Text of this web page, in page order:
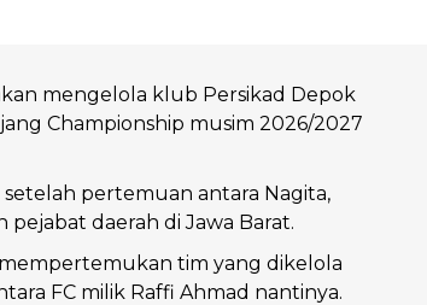
mengelola klub Persikad Depok
Championship musim 2026/2027
pertemuan antara Nagita,
daerah di Jawa Barat.
tim yang dikelola
FC milik Raffi Ahmad nantinya.